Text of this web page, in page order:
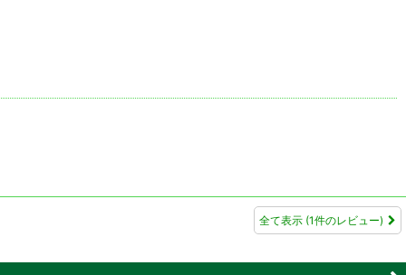
全て表示 (1件のレビュー)